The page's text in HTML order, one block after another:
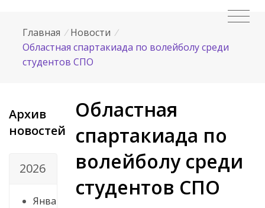
Главная / Новости /
Областная спартакиада по волейболу среди
студентов СПО
Архив
новостей
2026
Янва
Областная
спартакиада по
волейболу среди
студентов СПО